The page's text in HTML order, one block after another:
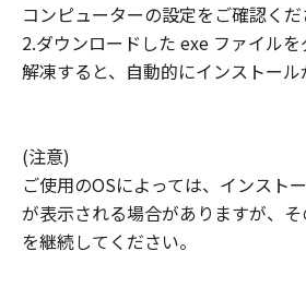
コンピューターの設定をご確認くだ
2.ダウンロードした exe ファイル
解凍すると、自動的にインストール
(注意)
ご使用のOSによっては、インスト
が表示される場合がありますが、
を継続してください。